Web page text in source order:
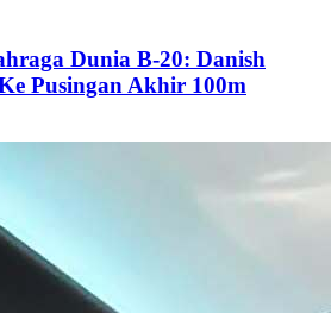
Dunia B-20: Danish
Pusingan Akhir 100m